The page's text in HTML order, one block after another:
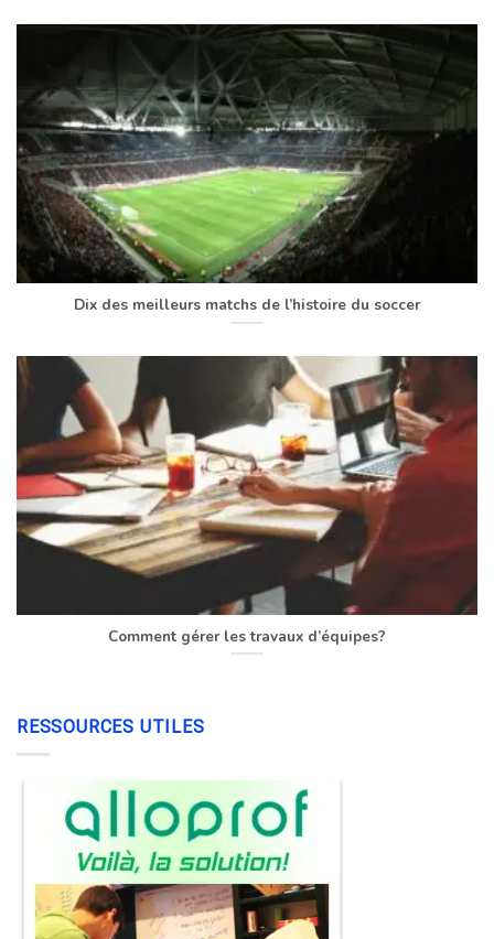
Dix des meilleurs matchs de l’histoire du soccer
Comment gérer les travaux d’équipes?
RESSOURCES UTILES